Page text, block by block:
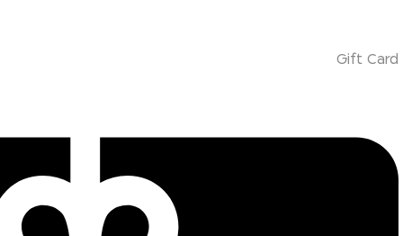
Gift Card